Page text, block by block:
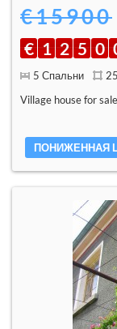
€15900
€ 1 2 5 0
5 Спальни
Village house for
ПОНИЖЕННАЯ